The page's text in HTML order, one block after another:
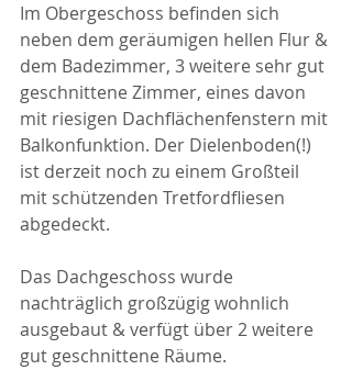
Im Obergeschoss befinden sich
neben dem geräumigen hellen Flur &
dem Badezimmer, 3 weitere sehr gut
geschnittene Zimmer, eines davon
mit riesigen Dachflächenfenstern mit
Balkonfunktion. Der Dielenboden(!)
ist derzeit noch zu einem Großteil
mit schützenden Tretfordfliesen
abgedeckt.
Das Dachgeschoss wurde
nachträglich großzügig wohnlich
ausgebaut & verfügt über 2 weitere
gut geschnittene Räume.